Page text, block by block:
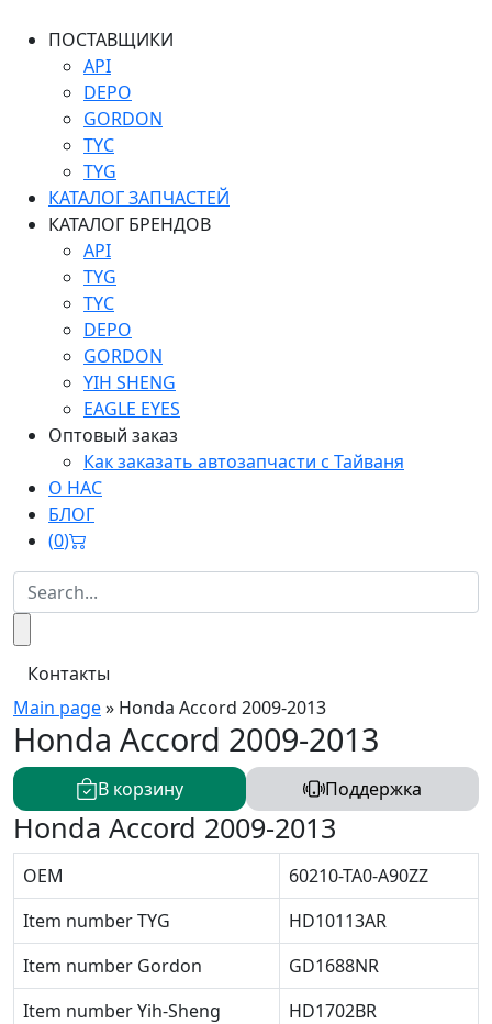
ПОСТАВЩИКИ
API
DEPO
GORDON
TYC
TYG
КАТАЛОГ ЗАПЧАСТЕЙ
КАТАЛОГ БРЕНДОВ
API
TYG
TYC
DEPO
GORDON
YIH SHENG
EAGLE EYES
Оптовый заказ
Как заказать автозапчасти с Тайваня
О НАС
БЛОГ
(0)
Контакты
Main page» Honda Accord 2009-2013
Honda Accord 2009-2013
В корзину Поддержка
Honda Accord 2009-2013
OEM
60210-TA0-A90ZZ
Item number TYG
HD10113AR
Item number Gordon
GD1688NR
Item number Yih-Sheng
HD1702BR